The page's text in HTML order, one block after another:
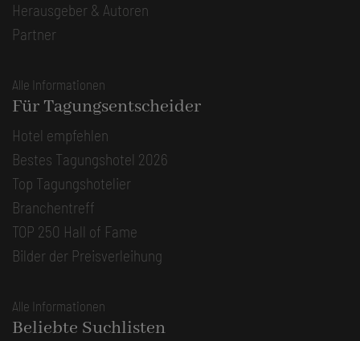
Herausgeber & Autoren
Partner
Alle Informationen
Für Tagungsentscheider
Hotel empfehlen
Bestes Tagungshotel 2026
Top Tagungshotelier
Branchentreff
TOP 250 Hall of Fame
Bilder der Preisverleihung
Alle Informationen
Beliebte Suchlisten